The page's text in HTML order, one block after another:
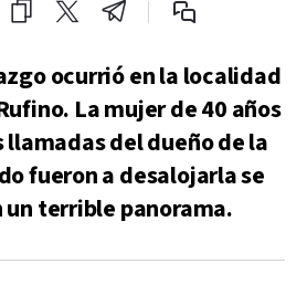
ocurrió en la localidad
La mujer de 40 años
llamadas del dueño de la
fueron a desalojarla se
un terrible panorama.